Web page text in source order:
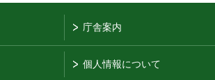
庁舎案内
個人情報について